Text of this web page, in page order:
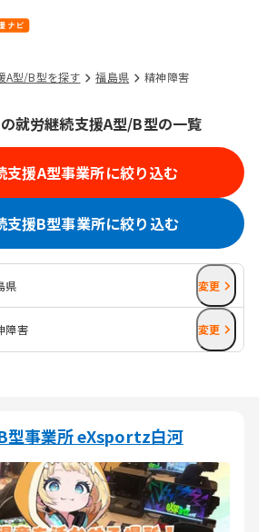
A型/B型を探す 福島県 精神障害
の就労継続支援A型/B型の一覧
支援A型事業所に絞り込む
支援B型事業所に絞り込む
県 変更
障害 変更
型事業所 eXsportz白河